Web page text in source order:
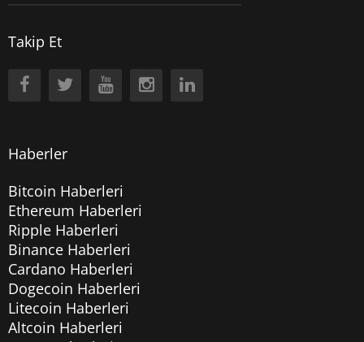
Takip Et
Haberler
Bitcoin Haberleri
Ethereum Haberleri
Ripple Haberleri
Binance Haberleri
Cardano Haberleri
Dogecoin Haberleri
Litecoin Haberleri
Altcoin Haberleri